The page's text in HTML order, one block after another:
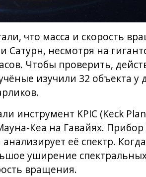
что масса и скорость
Сатурн, несмотря на
Чтобы проверить,
изучили 32 объекта у
инструмент KPIC (Keck
Кеа на Гавайях.
её спектр.
уширение
вращения.